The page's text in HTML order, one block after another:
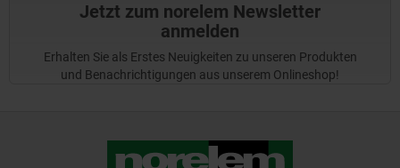
Jetzt zum norelem Newsletter
anmelden
Erhalten Sie als Erstes Neuigkeiten zu unseren Produkten
und Benachrichtigungen aus unserem Onlineshop!